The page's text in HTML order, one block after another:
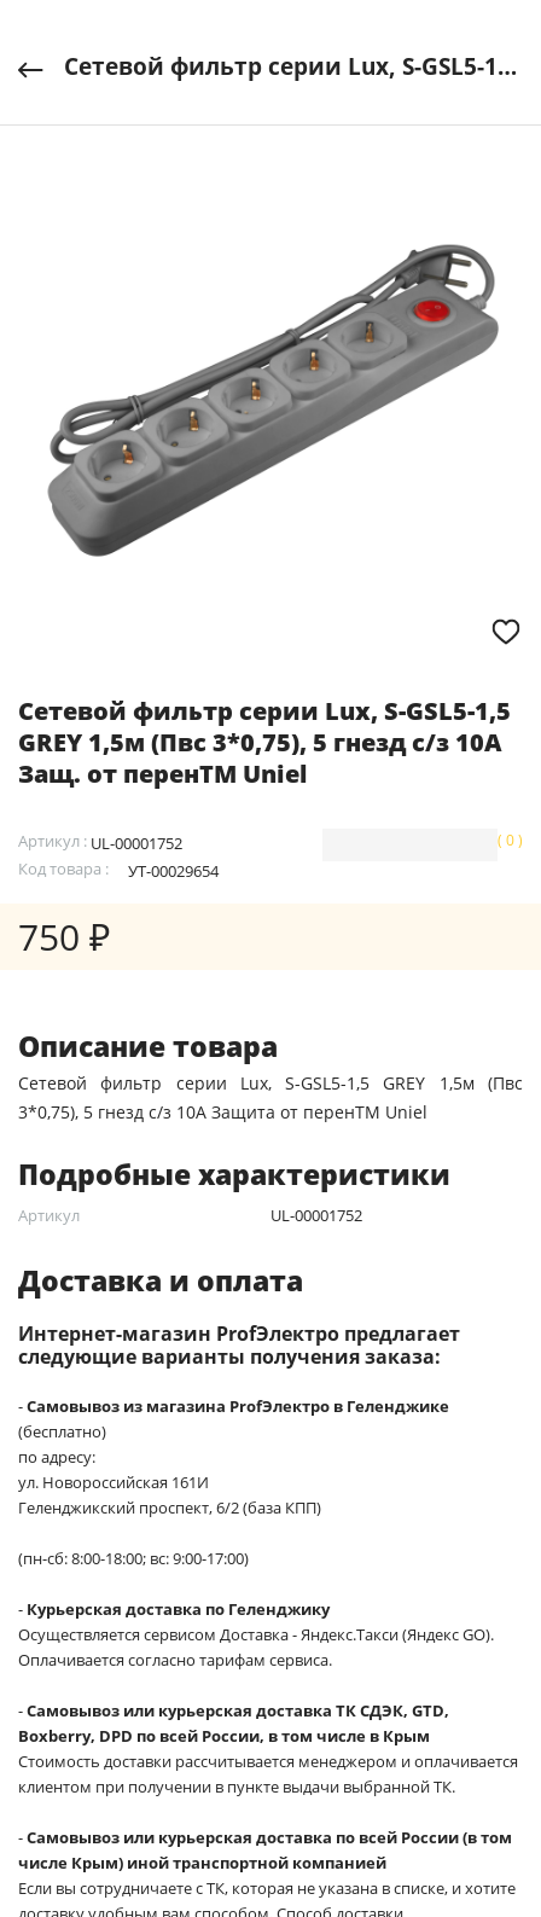
Cетевой фильтр серии Lux, S-GSL5-1,5 GREY 1,5м (Пвс 3*0,75), 5 гнезд с/з 10А Защ. от перенTM Uniel
Cетевой фильтр серии Lux, S-GSL5-1,5
GREY 1,5м (Пвс 3*0,75), 5 гнезд с/з 10А
Защ. от перенTM Uniel
Артикул : UL-00001752
Код товара :
УТ-00029654
( 0 )
750 ₽
Описание товара
Cетевой фильтр серии Lux, S-GSL5-1,5 GREY 1,5м (Пвс
3*0,75), 5 гнезд с/з 10А Защита от перенTM Uniel
Подробные характеристики
Артикул UL-00001752
Доставка и оплата
Интернет-магазин ProfЭлектро предлагает
следующие варианты получения заказа:
-Самовывоз из магазина ProfЭлектро в Геленджике
(бесплатно)
по адресу:
ул. Новороссийская 161И
Геленджикский проспект, 6/2 (база КПП)
(пн-сб: 8:00-18:00; вс: 9:00-17:00)
- Курьерская доставка по Геленджику
Осуществляется сервисом Доставка - Яндекс.Такси (Яндекс GO).
Оплачивается согласно тарифам сервиса.
-Самовывоз или курьерская доставка ТК СДЭК, GTD,
Boxberry, DPD по всей России, в том числе в Крым
Стоимость доставки рассчитывается менеджером и оплачивается
клиентом при получении в пункте выдачи выбранной ТК.
-Самовывоз или курьерская доставка по всей России (в том
числе Крым) иной транспортной компанией
Если вы сотрудничаете с ТК, которая не указана в списке, и хотите